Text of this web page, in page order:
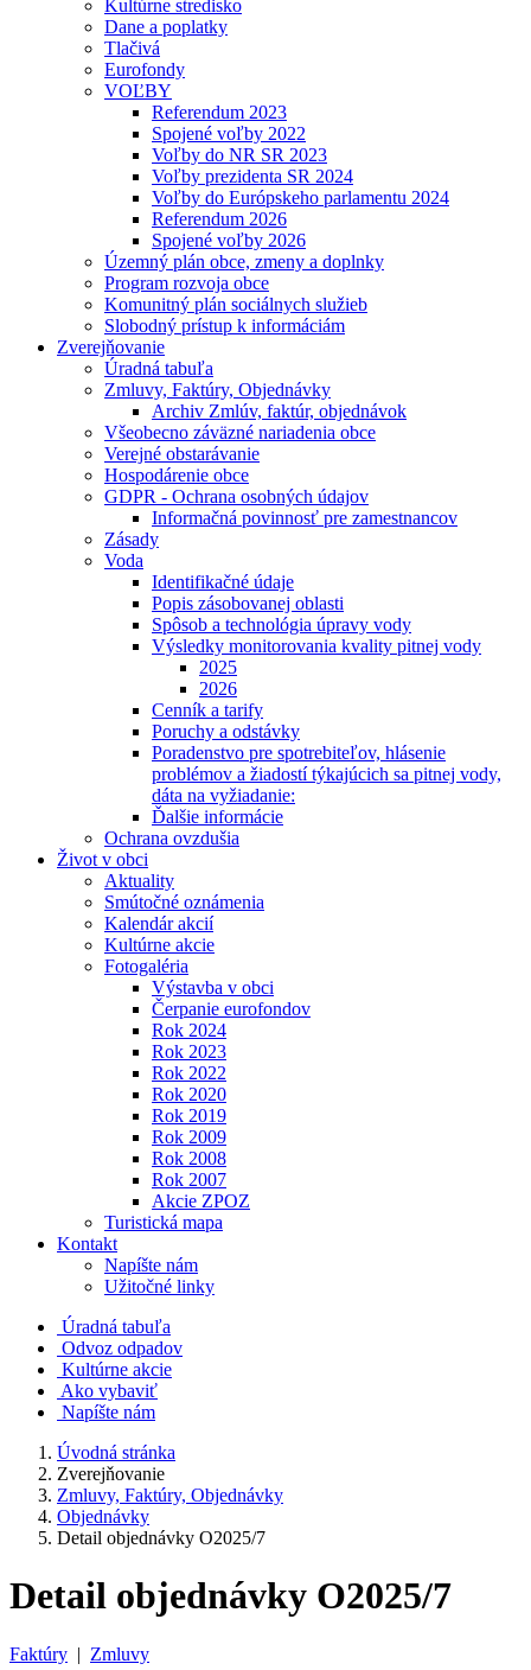
Kultúrne stredisko
Dane a poplatky
Tlačivá
Eurofondy
VOĽBY
Referendum 2023
Spojené voľby 2022
Voľby do NR SR 2023
Voľby prezidenta SR 2024
Voľby do Európskeho parlamentu 2024
Referendum 2026
Spojené voľby 2026
Územný plán obce, zmeny a doplnky
Program rozvoja obce
Komunitný plán sociálnych služieb
Slobodný prístup k informáciám
Zverejňovanie
Úradná tabuľa
Zmluvy, Faktúry, Objednávky
Archiv Zmlúv, faktúr, objednávok
Všeobecno záväzné nariadenia obce
Verejné obstarávanie
Hospodárenie obce
GDPR - Ochrana osobných údajov
Informačná povinnosť pre zamestnancov
Zásady
Voda
Identifikačné údaje
Popis zásobovanej oblasti
Spôsob a technológia úpravy vody
Výsledky monitorovania kvality pitnej vody
2025
2026
Cenník a tarify
Poruchy a odstávky
Poradenstvo pre spotrebiteľov, hlásenie
problémov a žiadostí týkajúcich sa pitnej vody,
dáta na vyžiadanie:
Ďalšie informácie
Ochrana ovzdušia
Život v obci
Aktuality
Smútočné oznámenia
Kalendár akcií
Kultúrne akcie
Fotogaléria
Výstavba v obci
Čerpanie eurofondov
Rok 2024
Rok 2023
Rok 2022
Rok 2020
Rok 2019
Rok 2009
Rok 2008
Rok 2007
Akcie ZPOZ
Turistická mapa
Kontakt
Napíšte nám
Užitočné linky
Úradná tabuľa
Odvoz odpadov
Kultúrne akcie
Ako vybaviť
Napíšte nám
Úvodná stránka
Zverejňovanie
Zmluvy, Faktúry, Objednávky
Objednávky
Detail objednávky O2025/7
Detail objednávky O2025/7
Faktúry | Zmluvy